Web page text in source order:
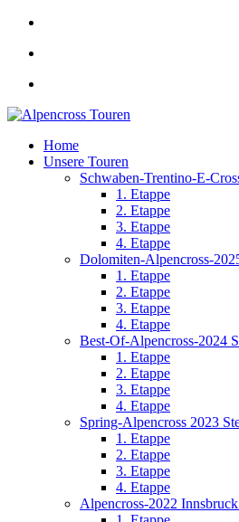
Home
Unsere Touren
Schwaben-Trentino-E-
1. Etappe
2. Etappe
3. Etappe
4. Etappe
Dolomiten-Alpencross-
1. Etappe
2. Etappe
3. Etappe
4. Etappe
Best-Of-Alpencross-2024
1. Etappe
2. Etappe
3. Etappe
4. Etappe
Spring-Alpencross 2023
1. Etappe
2. Etappe
3. Etappe
4. Etappe
Alpencross-2022